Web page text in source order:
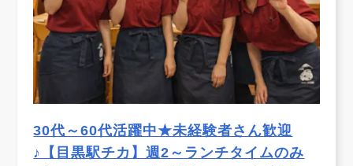
30代～60代活躍中★未経験者さん歓迎
♪【目黒駅チカ】週2～ランチタイムのみ